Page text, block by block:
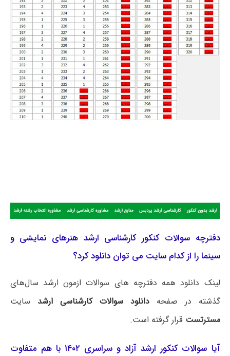
دفترچه سوالات کنکور کارشناسی ارشد هنرهای نمایشی و
سینما را از کدام سایت می توان دانلود کرد؟
لینک دانلود همه دفترچه های سوالات ازمون ارشد سال‌های
گذشته در صفحه
دانلود سوالات کارشناسی ارشد
سایت
مسترتست قرار گرفته است.
آیا سوالات کنکور ارشد آزاد و سراسری ۱۴۰۲ با هم متفاوت